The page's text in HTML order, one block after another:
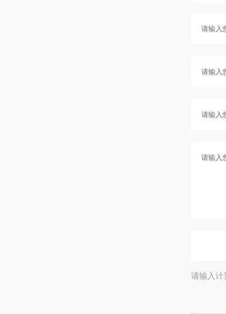
请输入计